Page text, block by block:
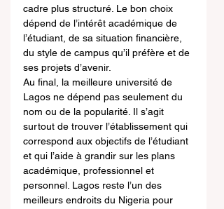
cadre plus structuré. Le bon choix
dépend de l’intérêt académique de
l’étudiant, de sa situation financière,
du style de campus qu’il préfère et de
ses projets d’avenir.
Au final, la meilleure université de
Lagos ne dépend pas seulement du
nom ou de la popularité. Il s’agit
surtout de trouver l’établissement qui
correspond aux objectifs de l’étudiant
et qui l’aide à grandir sur les plans
académique, professionnel et
personnel. Lagos reste l’un des
meilleurs endroits du Nigeria pour